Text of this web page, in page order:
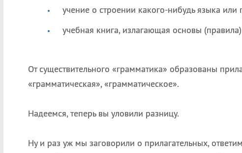
учение о строении какого-нибудь языка или
учебная книга, излагающая основы
От существительного «грамматика» образованы
«грамматическая», «грамматическое».
Надеемся, теперь вы уловили разницу.
Ну и раз уж мы заговорили о прилагательных,